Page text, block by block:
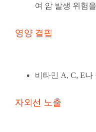
여 암 발생 위험
영양 결핍
비타민 A, C, E나
자외선 노출